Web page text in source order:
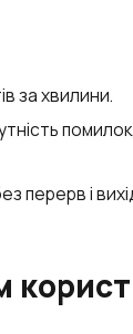
за хвилини.
перерв і